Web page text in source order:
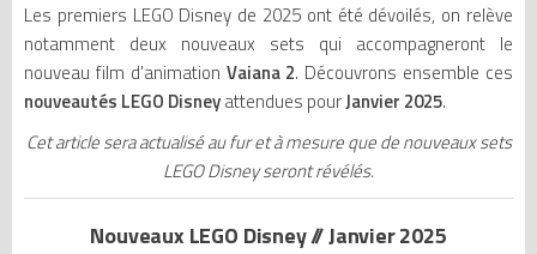
Les premiers LEGO Disney de 2025 ont été dévoilés, on relève
notamment deux nouveaux sets qui accompagneront le
nouveau film d'animation Vaiana 2. Découvrons ensemble ces
nouveautés LEGO Disneyattendues pourJanvier 2025.
Cet article sera actualisé au fur et à mesure que de nouveaux sets
LEGO Disney seront révélés.
Nouveaux LEGO Disney // Janvier 2025